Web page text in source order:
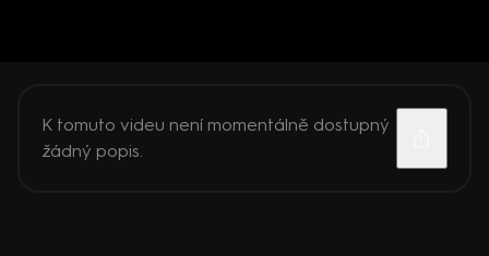
K tomuto videu není momentálně dostupný
žádný popis.